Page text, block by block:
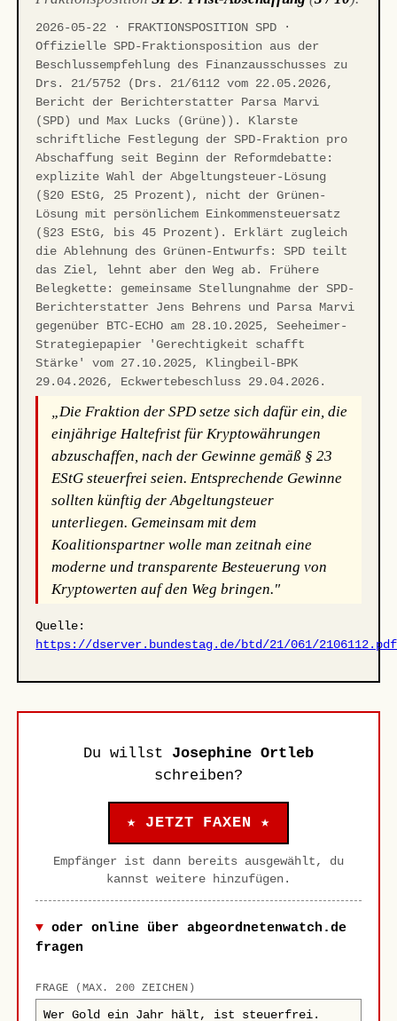
2026-05-22 · FRAKTIONSPOSITION SPD ·
Offizielle SPD-Fraktionsposition aus der
Beschlussempfehlung des Finanzausschusses zu
Drs. 21/5752 (Drs. 21/6112 vom 22.05.2026,
Bericht der Berichterstatter Parsa Marvi
(SPD) und Max Lucks (Grüne)). Klarste
schriftliche Festlegung der SPD-Fraktion pro
Abschaffung seit Beginn der Reformdebatte:
explizite Wahl der Abgeltungsteuer-Lösung
(§20 EStG, 25 Prozent), nicht der Grünen-
Lösung mit persönlichem Einkommensteuersatz
(§23 EStG, bis 45 Prozent). Erklärt zugleich
die Ablehnung des Grünen-Entwurfs: SPD teilt
das Ziel, lehnt aber den Weg ab. Frühere
Belegkette: gemeinsame Stellungnahme der SPD-
Berichterstatter Jens Behrens und Parsa Marvi
gegenüber BTC-ECHO am 28.10.2025, Seeheimer-
Strategiepapier 'Gerechtigkeit schafft
Stärke' vom 27.10.2025, Klingbeil-BPK
29.04.2026, Eckwertebeschluss 29.04.2026.
„Die Fraktion der SPD setze sich dafür ein, die
einjährige Haltefrist für Kryptowährungen
abzuschaffen, nach der Gewinne gemäß § 23
EStG steuerfrei seien. Entsprechende Gewinne
sollten künftig der Abgeltungsteuer
unterliegen. Gemeinsam mit dem
Koalitionspartner wolle man zeitnah eine
moderne und transparente Besteuerung von
Kryptowerten auf den Weg bringen."
Quelle:
https://dserver.bundestag.de/btd/21/061/2106112.pdf
Du willst Josephine Ortleb
schreiben?
★ JETZT FAXEN ★
Empfänger ist dann bereits ausgewählt, du
kannst weitere hinzufügen.
oder online über abgeordnetenwatch.de
fragen
FRAGE (MAX. 200 ZEICHEN)